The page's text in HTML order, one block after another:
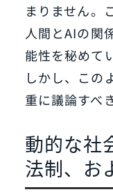
まりません。
人間とAIの関
能性を秘めて
しかし、この
重に議論すべ
動的な社
法制、お